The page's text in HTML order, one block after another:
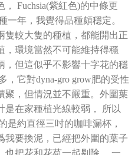
Fuchsia(紫紅色)的中條更
一年，我覺得品種頗穩定。
隻較大隻的種植，都能開出正
，環境當然不可能維持得穩
，但這似乎不影響十字花的穩
，它對dyna-gro grow肥的受性
聚，但情況並不嚴重。外圍葉
是在家種植光線較弱， 所以
是約直徑三吋的咖啡漏杯，
我要換泥，已經把外圍的葉子